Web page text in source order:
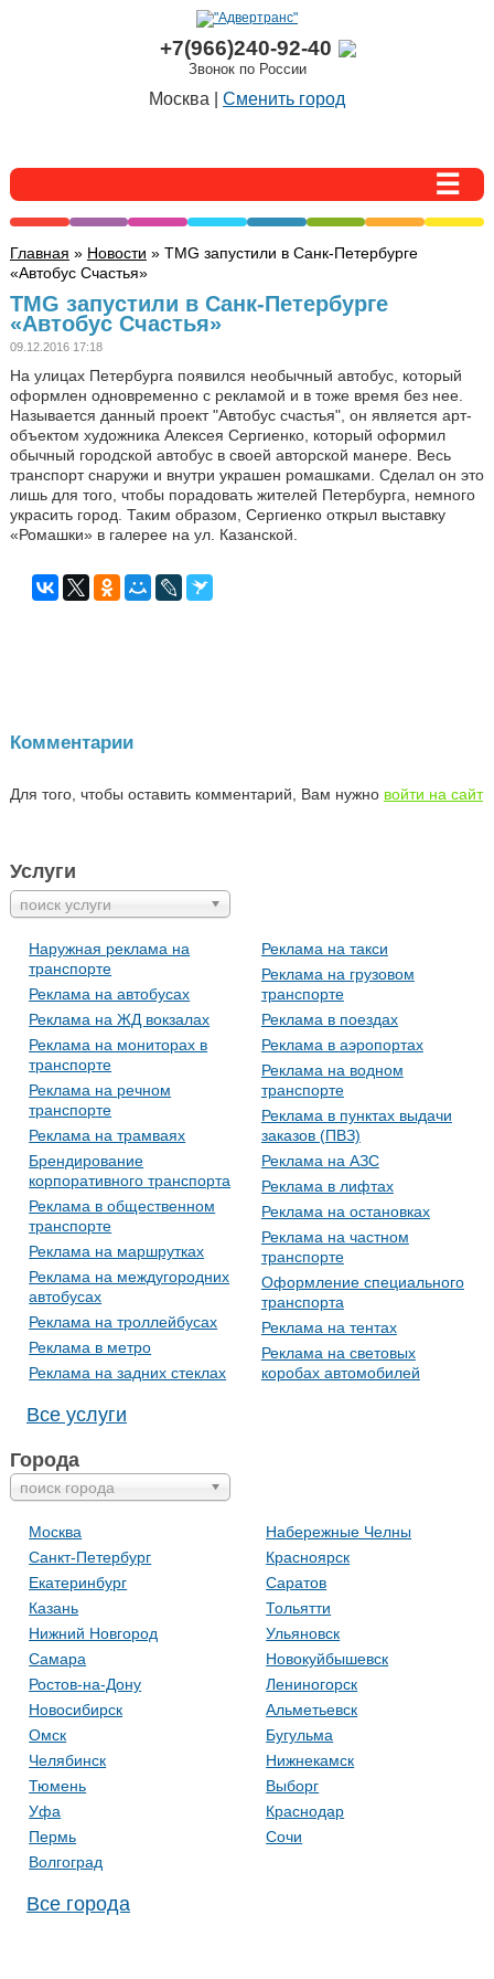
+7(966)240-92-40
Звонок по России
Москва | Сменить город
Главная » Новости » TMG запустили в Санк-Петербурге
«Автобус Счастья»
TMG запустили в Санк-Петербурге
«Автобус Счастья»
09.12.2016 17:18
На улицах Петербурга появился необычный автобус, который
оформлен одновременно с рекламой и в тоже время без нее.
Называется данный проект "Автобус счастья", он является арт-
объектом художника Алексея Сергиенко, который оформил
обычный городской автобус в своей авторской манере. Весь
транспорт снаружи и внутри украшен ромашками. Сделал он это
лишь для того, чтобы порадовать жителей Петербурга, немного
украсить город. Таким образом, Сергиенко открыл выставку
«Ромашки» в галерее на ул. Казанской.
Комментарии
Для того, чтобы оставить комментарий, Вам нужно войти на сайт
Услуги
поиск услуги
Наружная реклама на
транспорте
Реклама на автобусах
Реклама на ЖД вокзалах
Реклама на мониторах в
транспорте
Реклама на речном
транспорте
Реклама на трамваях
Брендирование
корпоративного транспорта
Реклама в общественном
транспорте
Реклама на маршрутках
Реклама на междугородних
автобусах
Реклама на троллейбусах
Реклама в метро
Реклама на задних стеклах
Реклама на такси
Реклама на грузовом
транспорте
Реклама в поездах
Реклама в аэропортах
Реклама на водном
транспорте
Реклама в пунктах выдачи
заказов (ПВЗ)
Реклама на АЗС
Реклама в лифтах
Реклама на остановках
Реклама на частном
транспорте
Оформление специального
транспорта
Реклама на тентах
Реклама на световых
коробах автомобилей
Все услуги
Города
поиск города
Москва
Санкт-Петербург
Екатеринбург
Казань
Нижний Новгород
Самара
Ростов-на-Дону
Новосибирск
Омск
Челябинск
Тюмень
Уфа
Пермь
Волгоград
Набережные Челны
Красноярск
Саратов
Тольятти
Ульяновск
Новокуйбышевск
Лениногорск
Альметьевск
Бугульма
Нижнекамск
Выборг
Краснодар
Сочи
Все города